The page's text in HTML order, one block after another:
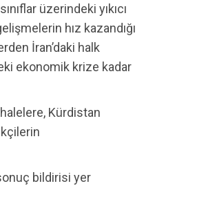
üzerindeki yıkıcı
hız kazandığı
İran’daki halk
ekonomik krize kadar
Kürdistan
bildirisi yer